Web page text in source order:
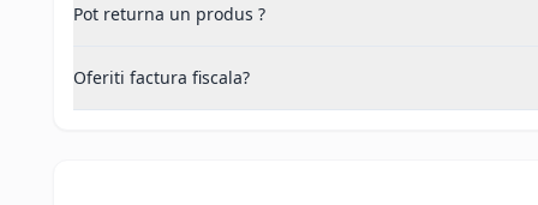
Pot returna un produs ?
Oferiti factura fiscala?